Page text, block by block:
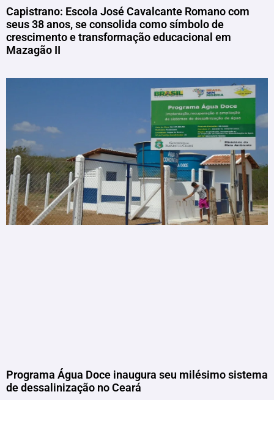
Capistrano: Escola José Cavalcante Romano com
seus 38 anos, se consolida como símbolo de
crescimento e transformação educacional em
Mazagão II
Programa Água Doce inaugura seu milésimo sistema
de dessalinização no Ceará